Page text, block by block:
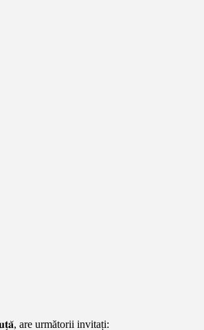
are următorii invitați: